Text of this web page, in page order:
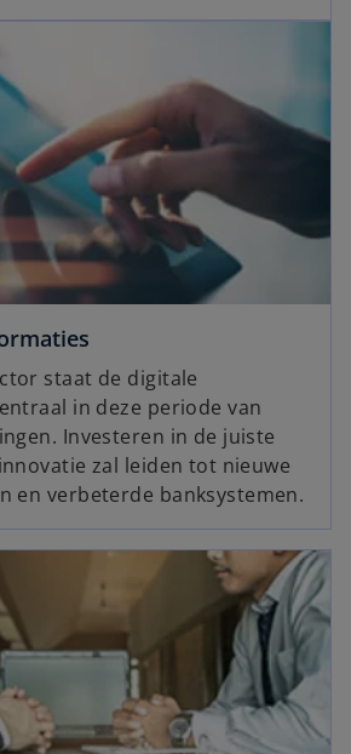
staat de digitale
in deze periode van
Investeren in de juiste
zal leiden tot nieuwe
en verbeterde banksystemen.